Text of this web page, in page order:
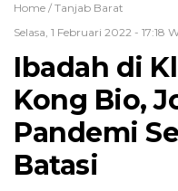
Home / Tanjab Barat
Selasa, 1 Februari 2022 - 17:18
Ibadah di
Kong Bio,
Pandemi
Batasi